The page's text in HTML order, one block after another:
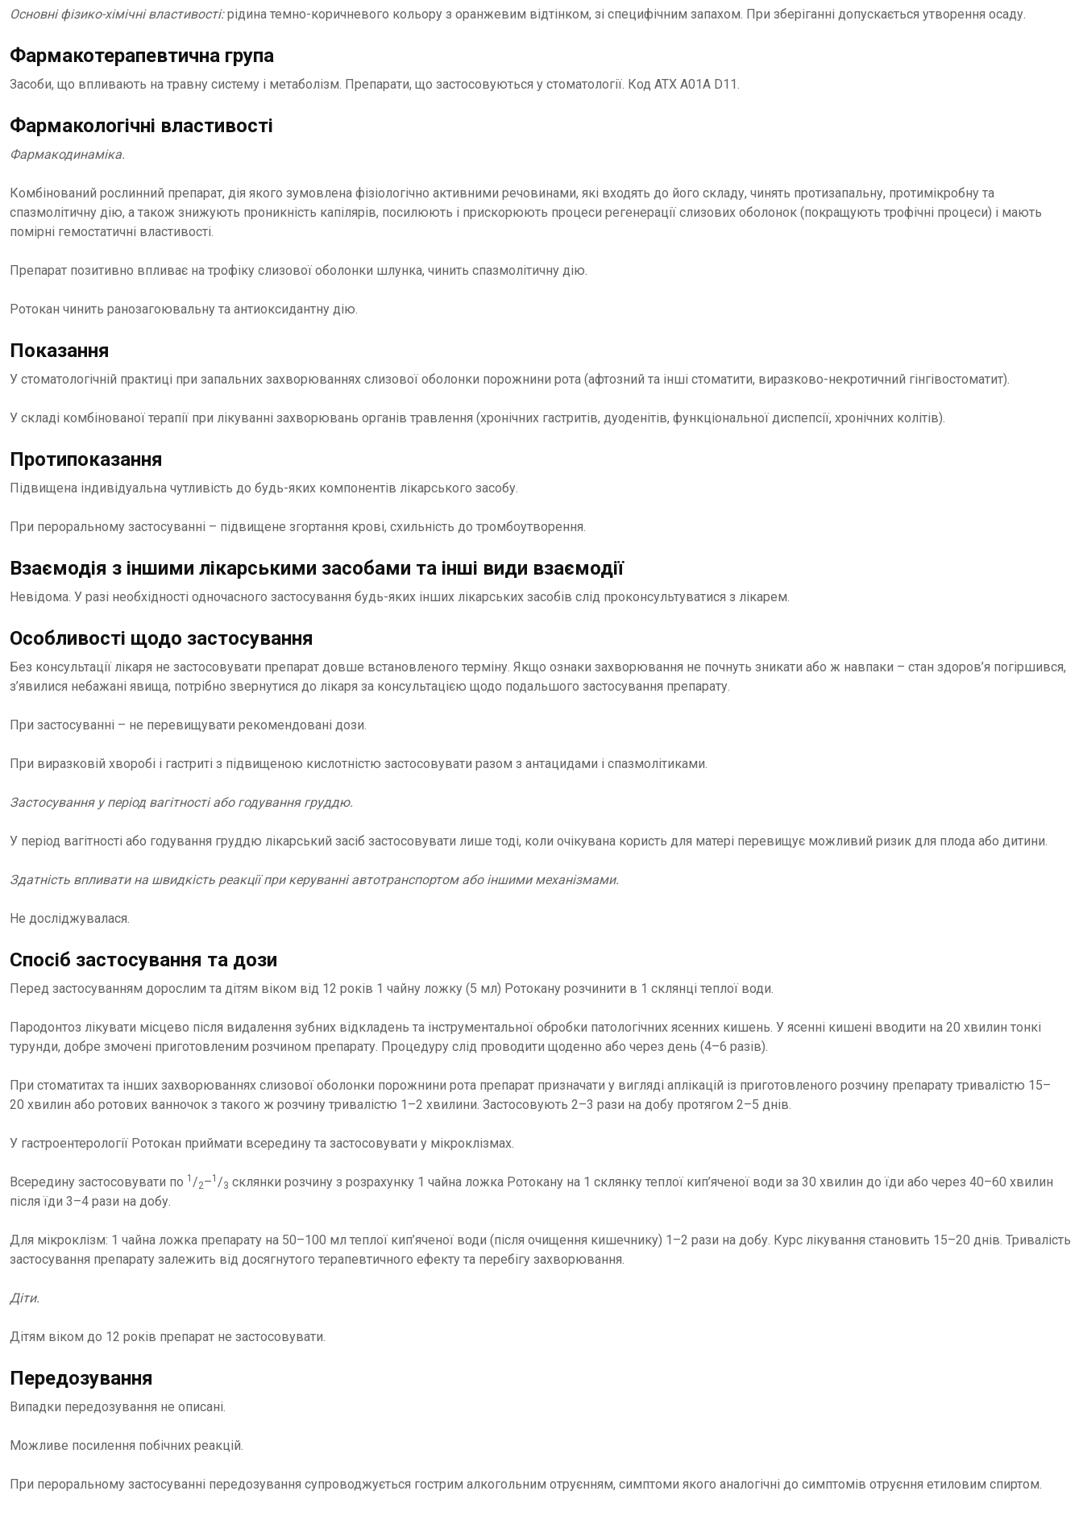
Основні фізико-хімічні властивості:рідина темно-коричневого кольору з оранжевим відтінком, зі специфічним запахом. При зберіганні допускається утворення осаду.
Фармакотерапевтична група
Засоби, що впливають на травну систему і метаболізм. Препарати, що застосовуються у стоматології. Код АТХ A01A D11.
Фармакологічні властивості
Фармакодинаміка.
Комбінований рослинний препарат, дія якого зумовлена фізіологічно активними речовинами, які входять до його складу, чинять протизапальну, протимікробну та
спазмолітичну дію, а також знижують проникність капілярів, посилюють і прискорюють процеси регенерації слизових оболонок (покращують трофічні процеси) і мають
помірні гемостатичні властивості.
Препарат позитивно впливає на трофіку слизової оболонки шлунка, чинить спазмолітичну дію.
Ротокан чинить ранозагоювальну та антиоксидантну дію.
Показання
У стоматологічній практиці при запальних захворюваннях слизової оболонки порожнини рота (афтозний та інші стоматити, виразково-некротичний гінгівостоматит).
У складі комбінованої терапії при лікуванні захворювань органів травлення (хронічних гастритів, дуоденітів, функціональної диспепсії, хронічних колітів).
Протипоказання
Підвищена індивідуальна чутливість до будь-яких компонентів лікарського засобу.
При пероральному застосуванні – підвищене згортання крові, схильність до тромбоутворення.
Взаємодія з іншими лікарськими засобами та інші види взаємодії
Невідома. У разі необхідності одночасного застосування будь-яких інших лікарських засобів слід проконсультуватися з лікарем.
Особливості щодо застосування
Без консультації лікаря не застосовувати препарат довше встановленого терміну. Якщо ознаки захворювання не почнуть зникати або ж навпаки – стан здоров’я погіршився,
з’явилися небажані явища, потрібно звернутися до лікаря за консультацією щодо подальшого застосування препарату.
При застосуванні – не перевищувати рекомендовані дози.
При виразковій хворобі і гастриті з підвищеною кислотністю застосовувати разом з антацидами і спазмолітиками.
Застосування у період вагітності або годування груддю.
У період вагітності або годування груддю лікарський засіб застосовувати лише тоді, коли очікувана користь для матері перевищує можливий ризик для плода або дитини.
Здатність впливати на швидкість реакції при керуванні автотранспортом або іншими механізмами.
Не досліджувалася.
Спосіб застосування та дози
Перед застосуванням дорослим та дітям віком від 12 років 1 чайну ложку (5 мл) Ротокану розчинити в 1 склянці теплої води.
Пародонтоз лікувати місцево після видалення зубних відкладень та інструментальної обробки патологічних ясенних кишень. У ясенні кишені вводити на 20 хвилин тонкі
турунди, добре змочені приготовленим розчином препарату. Процедуру слід проводити щоденно або через день (4–6 разів).
При стоматитах та інших захворюваннях слизової оболонки порожнини рота препарат призначати у вигляді аплікацій із приготовленого розчину препарату тривалістю 15–
20 хвилин або ротових ванночок з такого ж розчину тривалістю 1–2 хвилини. Застосовують 2–3 рази на добу протягом 2–5 днів.
У гастроентерології Ротокан приймати всередину та застосовувати у мікроклізмах.
Всередину застосовувати по 1 /2–1 /3 склянки розчину з розрахунку 1 чайна ложка Ротокану на 1 склянку теплої кип’яченої води за 30 хвилин до їди або через 40–60 хвилин
після їди 3–4 рази на добу.
Для мікроклізм: 1 чайна ложка препарату на 50–100 мл теплої кип’яченої води (після очищення кишечнику) 1–2 рази на добу. Курс лікування становить 15–20 днів. Тривалість
застосування препарату залежить від досягнутого терапевтичного ефекту та перебігу захворювання.
Діти.
Дітям віком до 12 років препарат не застосовувати.
Передозування
Випадки передозування не описані.
Можливе посилення побічних реакцій.
При пероральному застосуванні передозування супроводжується гострим алкогольним отруєнням, симптоми якого аналогічні до симптомів отруєння етиловим спиртом.